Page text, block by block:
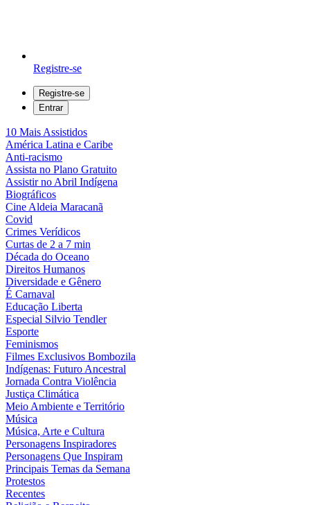
Registre-se
Registre-se
Entrar
10 Mais Assistidos
América Latina e Caribe
Anti-racismo
Assista no Plano Gratuito
Assistir no Abril Indígena
Biográficos
Cine Aldeia Maracanã
Covid
Crimes Verídicos
Curtas de 2 a 7 min
Década do Oceano
Direitos Humanos
Diversidade e Gênero
É Carnaval
Educação Liberta
Especial Silvio Tendler
Esporte
Feminismos
Filmes Exclusivos Bombozila
Indígenas: Futuro Ancestral
Jornada Contra Violência
Justiça Climática
Meio Ambiente e Território
Música
Música, Arte e Cultura
Personagens Inspiradores
Personagens Que Inspiram
Principais Temas da Semana
Protestos
Recentes